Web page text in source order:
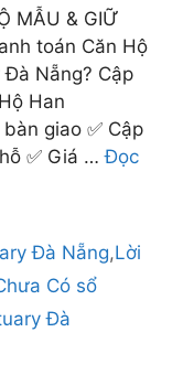
MẪU & GIỮ
toán Căn Hộ
Đà Nẵng? Cập
Han
giao ✅ Cập
✅ Giá …Đọc
Đà Nẵng,Lời
Có sổ
Đà